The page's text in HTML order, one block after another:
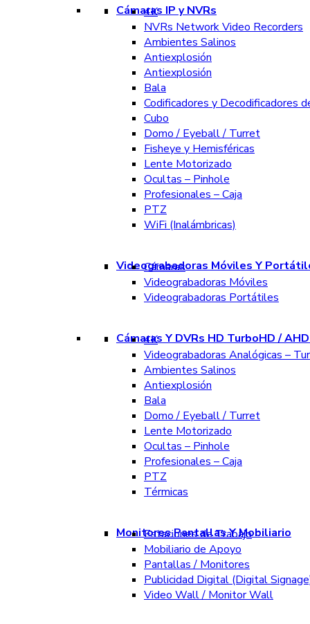
Cámaras IP y NVRs
4K
NVRs Network Video Recorders
Ambientes Salinos
Antiexplosión
Antiexplosión
Bala
Codificadores y Decodificadores
Cubo
Domo / Eyeball / Turret
Fisheye y Hemisféricas
Lente Motorizado
Ocultas – Pinhole
Profesionales – Caja
PTZ
WiFi (Inalámbricas)
Videograbadoras Móviles Y
Cámaras
Videograbadoras Móviles
Videograbadoras Portátiles
Cámaras Y DVRs HD TurboHD /
4K
Videograbadoras Analógicas –
Ambientes Salinos
Antiexplosión
Bala
Domo / Eyeball / Turret
Lente Motorizado
Ocultas – Pinhole
Profesionales – Caja
PTZ
Térmicas
Monitores Pantallas Y Mobiliario
Estaciones de Trabajo
Mobiliario de Apoyo
Pantallas / Monitores
Publicidad Digital (Digital
Video Wall / Monitor Wall